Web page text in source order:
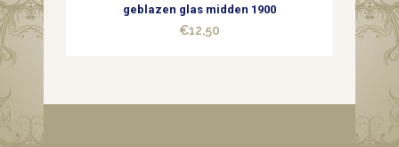
geblazen glas midden 1900
€12,50